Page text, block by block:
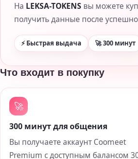
На LEKSA-TOKENS вы можете
получить данные после
⚡ Быстрая выдача 🚀 300 минут
Что входит в покупку
🚀
300 минут для общения
Вы получаете аккаунт Coomeet
Premium с доступным балансом